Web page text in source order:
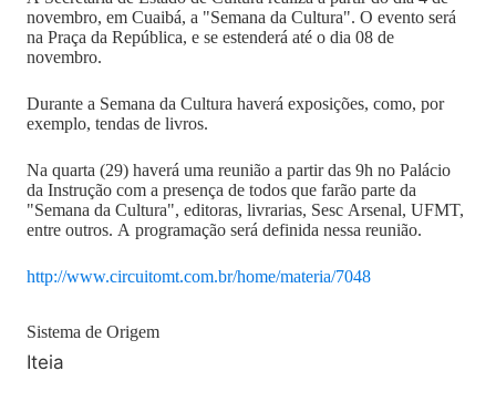
novembro, em Cuaibá, a "Semana da Cultura". O evento será
na Praça da República, e se estenderá até o dia 08 de
novembro.
Durante a Semana da Cultura haverá exposições, como, por
exemplo, tendas de livros.
Na quarta (29) haverá uma reunião a partir das 9h no Palácio
da Instrução com a presença de todos que farão parte da
"Semana da Cultura", editoras, livrarias, Sesc Arsenal, UFMT,
entre outros. A programação será definida nessa reunião.
http://www.circuitomt.com.br/home/materia/7048
Sistema de Origem
Iteia